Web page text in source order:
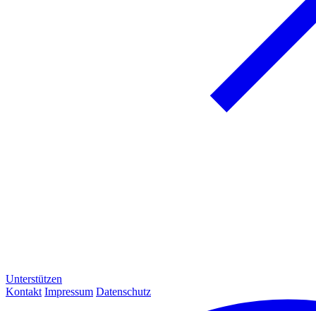
Unterstützen
Kontakt Impressum Datenschutz